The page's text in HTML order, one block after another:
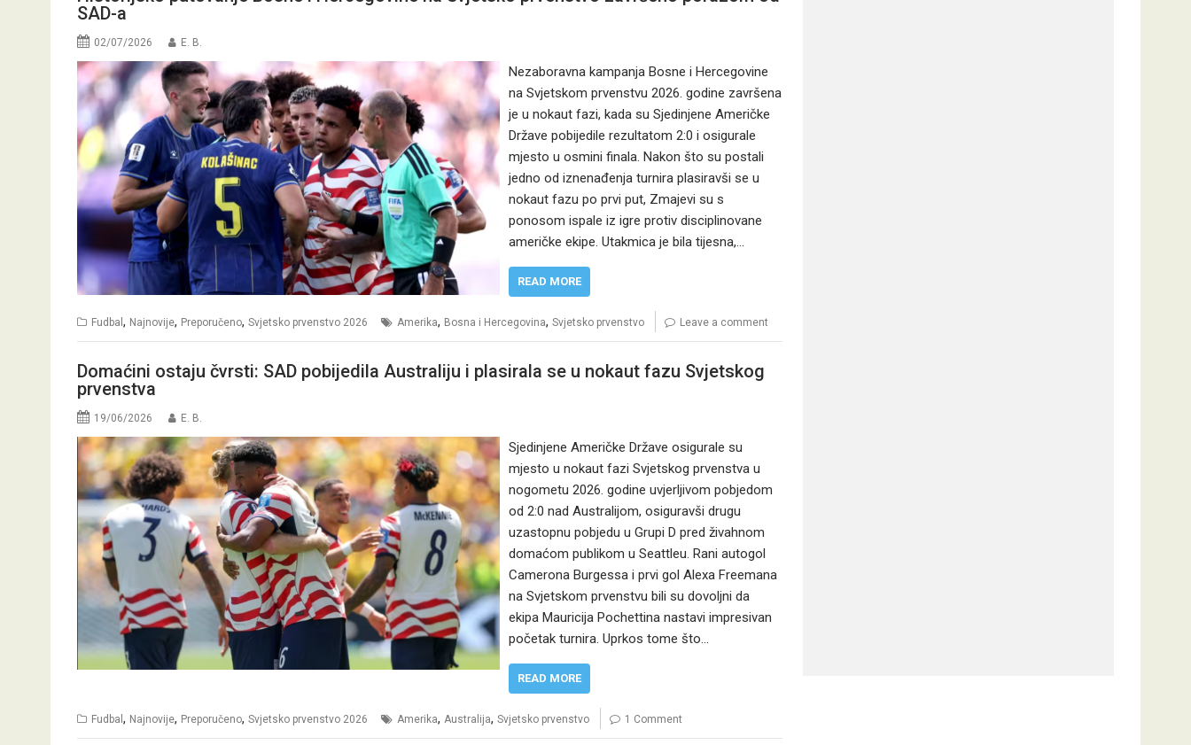
SAD-a
02/07/2026 E. B.
Nezaboravna kampanja Bosne i Hercegovine
na Svjetskom prvenstvu 2026. godine završena
je u nokaut fazi, kada su Sjedinjene Američke
Države pobijedile rezultatom 2:0 i osigurale
mjesto u osmini finala. Nakon što su postali
jedno od iznenađenja turnira plasiravši se u
nokaut fazu po prvi put, Zmajevi su s
ponosom ispale iz igre protiv disciplinovane
američke ekipe. Utakmica je bila tijesna,…
READ MORE
Fudbal , Najnovije, Preporučeno, Svjetsko prvenstvo 2026 Amerika, Bosna i Hercegovina, Svjetsko prvenstvo Leave a comment
Domaćini ostaju čvrsti: SAD pobijedila Australiju i plasirala se u nokaut fazu Svjetskog
prvenstva
19/06/2026 E. B.
Sjedinjene Američke Države osigurale su
mjesto u nokaut fazi Svjetskog prvenstva u
nogometu 2026. godine uvjerljivom pobjedom
od 2:0 nad Australijom, osiguravši drugu
uzastopnu pobjedu u Grupi D pred živahnom
domaćom publikom u Seattleu. Rani autogol
Camerona Burgessa i prvi gol Alexa Freemana
na Svjetskom prvenstvu bili su dovoljni da
ekipa Mauricija Pochettina nastavi impresivan
početak turnira. Uprkos tome što…
READ MORE
Fudbal , Najnovije, Preporučeno, Svjetsko prvenstvo 2026 Amerika, Australija, Svjetsko prvenstvo 1 Comment